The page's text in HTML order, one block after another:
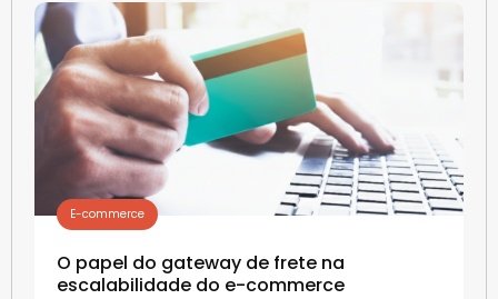
E-commerce
O papel do gateway de frete na
escalabilidade do e-commerce